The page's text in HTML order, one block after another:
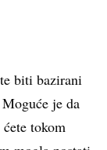
biti bazirani
je da
tokom